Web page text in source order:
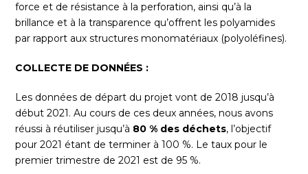
force et de résistance à la perforation, ainsi qu’à la
brillance et à la transparence qu’offrent les polyamides
par rapport aux structures monomatériaux (polyoléfines).
COLLECTE DE DONNÉES :
Les données de départ du projet vont de 2018 jusqu’à
début 2021. Au cours de ces deux années, nous avons
réussi à réutiliser jusqu’à 80 % des déchets, l’objectif
pour 2021 étant de terminer à 100 %. Le taux pour le
premier trimestre de 2021 est de 95 %.